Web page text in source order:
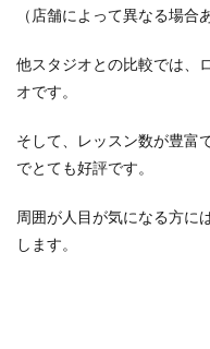
（店舗によって異なる場合
他スタジオとの比較では、
オです。
そして、レッスン数が豊富
でとても好評です。
周囲が人目が気になる方に
します。